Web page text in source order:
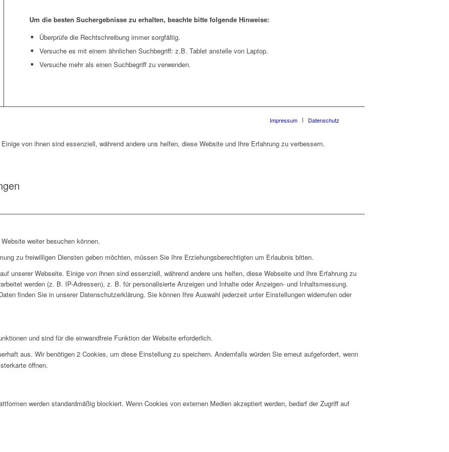
Um die besten Suchergebnisse zu erhalten, beachte bitte folgende Hinweise:
Überprüfe die Rechtschreibung immer sorgfältig.
Versuche es mit einem ähnlichen Suchbegriff: z.B. Tablet anstelle von Laptop.
Versuche mehr als einen Suchbegriff zu verwenden.
Impressum Datenschutz
von ihnen sind essenziell, während andere uns helfen, diese Website und Ihre Erfahrung zu verbessern.
weiter besuchen können.
zu freiwilligen Diensten geben möchten, müssen Sie Ihre Erziehungsberechtigten um Erlaubnis bitten.
unserer Webseite. Einige von ihnen sind essenziell, während andere uns helfen, diese Webseite und Ihre Erfahrung zu
werden (z. B. IP-Adressen), z. B. für personalisierte Anzeigen und Inhalte oder Anzeigen- und Inhaltsmessung.
finden Sie in unserer Datenschutzerklärung. Sie können Ihre Auswahl jederzeit unter Einstellungen widerrufen oder
und sind für die einwandfreie Funktion der Website erforderlich.
aus. Wir benötigen 2 Cookies, um diese Einstellung zu speichern. Andernfalls würden Sie erneut aufgefordert, wenn
öffnen.
werden standardmäßig blockiert. Wenn Cookies von externen Medien akzeptiert werden, bedarf der Zugriff auf